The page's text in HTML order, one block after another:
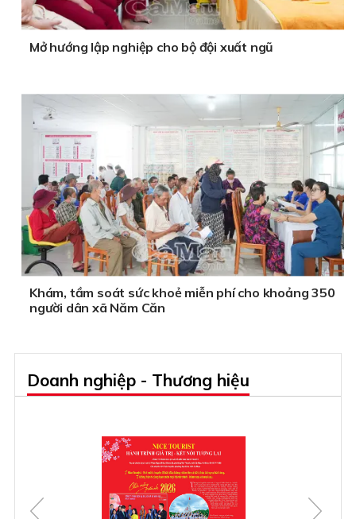
Mở hướng lập nghiệp cho bộ đội xuất ngũ
Khám, tầm soát sức khoẻ miễn phí cho khoảng 350
người dân xã Năm Căn
Doanh nghiệp - Thương hiệu